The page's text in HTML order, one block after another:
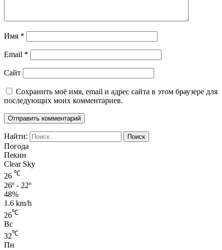
Имя *
Email *
Сайт
Сохранить моё имя, email и адрес сайта в этом браузере для
последующих моих комментариев.
Найти:
Погода
Пекин
Clear Sky
26 ℃
26º - 22º
48%
1.6 km/h
26℃
Вс
32℃
Пн